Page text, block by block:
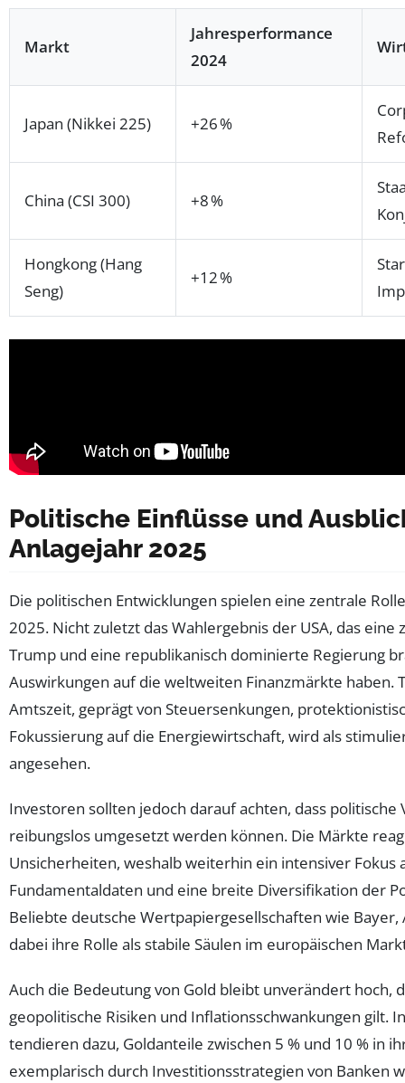
Markt
Jahresperformance
2024
Japan (Nikkei 225) +26 %
China (CSI 300) +8 %
Hongkong (Hang
Seng)
+12 %
Politische Einflüsse und
Anlagejahr 2025
Die politischen Entwicklungen spielen eine zentrale
2025. Nicht zuletzt das Wahlergebnis der USA, das
Trump und eine republikanisch dominierte Regierung
Auswirkungen auf die weltweiten Finanzmärkte haben.
Amtszeit, geprägt von Steuersenkungen,
Fokussierung auf die Energiewirtschaft, wird als
angesehen.
Investoren sollten jedoch darauf achten, dass
reibungslos umgesetzt werden können. Die Märkte
Unsicherheiten, weshalb weiterhin ein intensiver Fokus
Fundamentaldaten und eine breite Diversifikation der
Beliebte deutsche Wertpapiergesellschaften wie Bayer,
dabei ihre Rolle als stabile Säulen im europäischen
Auch die Bedeutung von Gold bleibt unverändert hoch,
geopolitische Risiken und Inflationsschwankungen gilt.
tendieren dazu, Goldanteile zwischen 5 % und 10 % in
exemplarisch durch Investitionsstrategien von Banken